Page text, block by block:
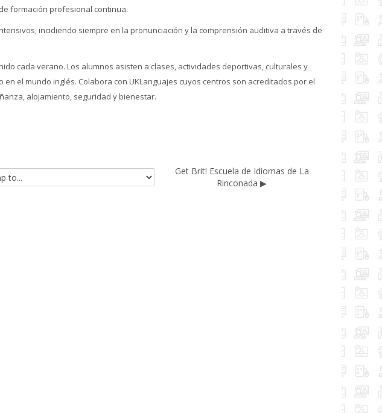
formación profesional continua.
incidiendo siempre en la pronunciación y la comprensión auditiva a través de
cada verano. Los alumnos asisten a clases, actividades deportivas, culturales y
el mundo inglés. Colabora con UKLanguajes cuyos centros son acreditados por el
alojamiento, seguridad y bienestar.
Get Brit! Escuela de Idiomas de La
Rinconada ▶︎